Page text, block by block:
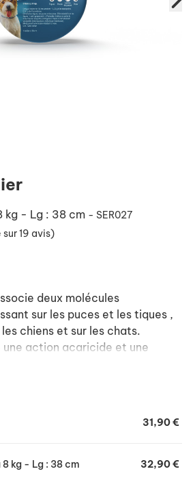
kg - Lg : 38 cm - SER027
sur 19 avis)
deux molécules
sur les puces et les tiques ,
chiens et sur les chats.
action acaricide et une
les parasites de se
mois.
développement de larves de
31,90 €
kg - Lg : 38 cm 32,90 €